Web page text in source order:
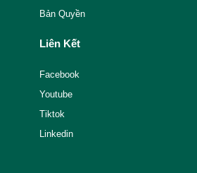
Bản Quyền
Liên Kết
Facebook
Youtube
Tiktok
Linkedin